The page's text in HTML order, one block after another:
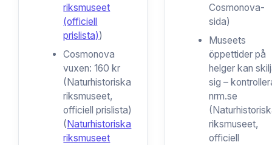
riksmuseet
(officiell
prislista))
Cosmonova
vuxen: 160 kr
(Naturhistoriska
riksmuseet,
officiell prislista)
(Naturhistoriska
riksmuseet
Cosmonova-
sida)
Museets
öppettider på
helger kan
sig –
nrm.se
riksmuseet,
officiell